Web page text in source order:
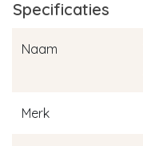
Specificaties
Naam
Merk